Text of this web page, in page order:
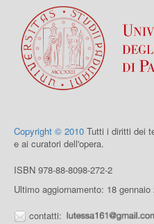
Copyright © 2010 Tutti i diritti dei
e ai curatori dell'opera.
ISBN 978-88-8098-272-2
Ultimo aggiornamento: 18 gennaio
contatti: